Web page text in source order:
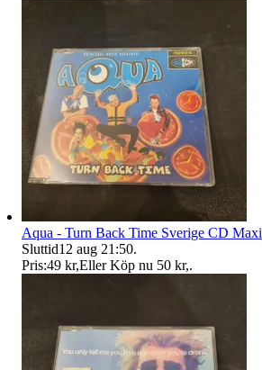
Aqua - Turn Back Time Sverige CD Maxi
Sluttid12 aug 21:50.
Pris:49 kr,Eller Köp nu 50 kr,.